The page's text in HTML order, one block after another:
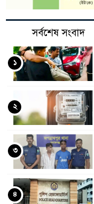
সর্বশেষ সংবাদ
১
২
৩
৪